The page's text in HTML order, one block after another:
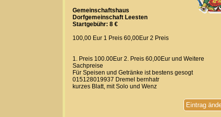
Gemeinschaftshaus
Dorfgemeinschaft Leesten
Startgebühr: 8 €
100,00 Eur 1 Preis 60,00Eur 2 Preis
1. Preis 100.00Eur 2. Preis 60,00Eur und Weitere
Sachpreise
Für Speisen und Getränke ist bestens gesogt
015128019937 Dremel bernhatr
kurzes Blatt, mit Solo und Wenz
Eintrag